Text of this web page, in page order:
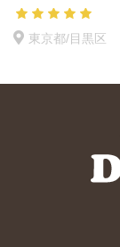
東京都/目黒区